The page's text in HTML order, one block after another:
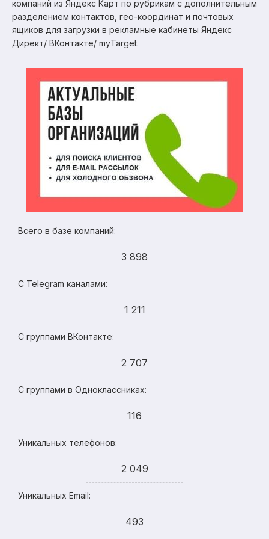
компаний из Яндекс Карт по рубрикам с дополнительным
разделением контактов, гео-координат и почтовых
ящиков для загрузки в рекламные кабинеты Яндекс
Директ/ ВКонтакте/ myTarget.
Всего в базе компаний:
3 898
С Telegram каналами:
1 211
С группами ВКонтакте:
2 707
С группами в Одноклассниках:
116
Уникальных телефонов:
2 049
Уникальных Email:
493